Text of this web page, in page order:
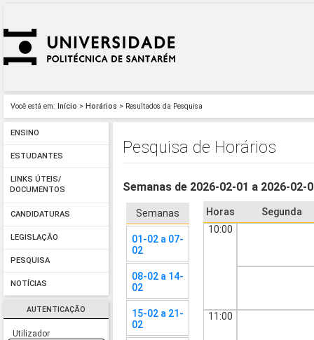
Você está em: Início > Horários > Resultados da Pesquisa
ENSINO
ESTUDANTES
LINKS ÚTEIS/
DOCUMENTOS
CANDIDATURAS
LEGISLAÇÃO
PESQUISA
NOTÍCIAS
AUTENTICAÇÃO
Utilizador
Pesquisa de Horários
Semanas de 2026-02-01 a 2026-02-
Semanas
01-02 a 07-
02
08-02 a 14-
02
15-02 a 21-
02
Horas
Segunda
10:00
11:00